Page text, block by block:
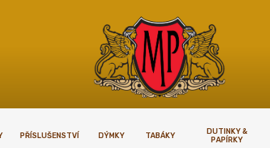
PŘÍSLUŠENSTVÍ DÝMKY TABÁKY
DUTINKY &
PAPÍRKY